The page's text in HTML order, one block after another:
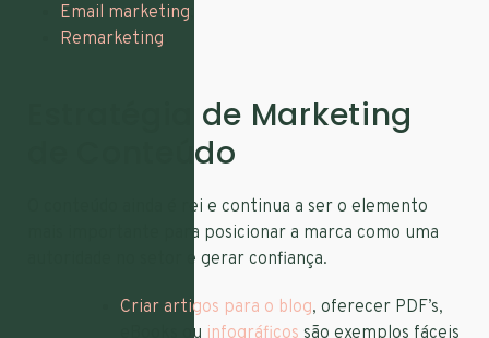
Email marketing
Remarketing
Estratégia de Marketing
de Conteúdo
O conteúdo ainda é rei e continua a ser o elemento
mais importante para posicionar a marca como uma
autoridade no setor e gerar confiança.
Criar artigos para o blog, oferecer PDF’s,
eBooks ou infográficos são exemplos fáceis